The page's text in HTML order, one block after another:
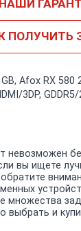
НАШИ
ПОЛУЧИТЬ
Afox RX 580
3DP,
невозможен
вы ищете
множества
выбрать и